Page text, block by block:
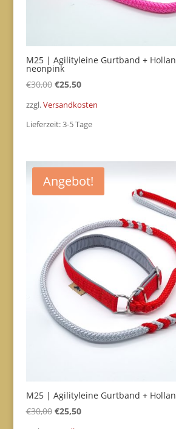
M25 | Agilityleine Gurtband +
neonpink
€30,00 Ursprünglicher
€30,00
€25,50Aktueller
€25,50.
zzgl.Versandkosten
Lieferzeit:3-5 Tage
Angebot!
M25 | Agilityleine Gurtband +
€30,00 Ursprünglicher
€25,50Aktueller